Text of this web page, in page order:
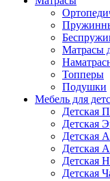
Матрасы
Топперы
Подушки
Мебель для
Детская
Детская
Детская
Детская
Детская
Детская